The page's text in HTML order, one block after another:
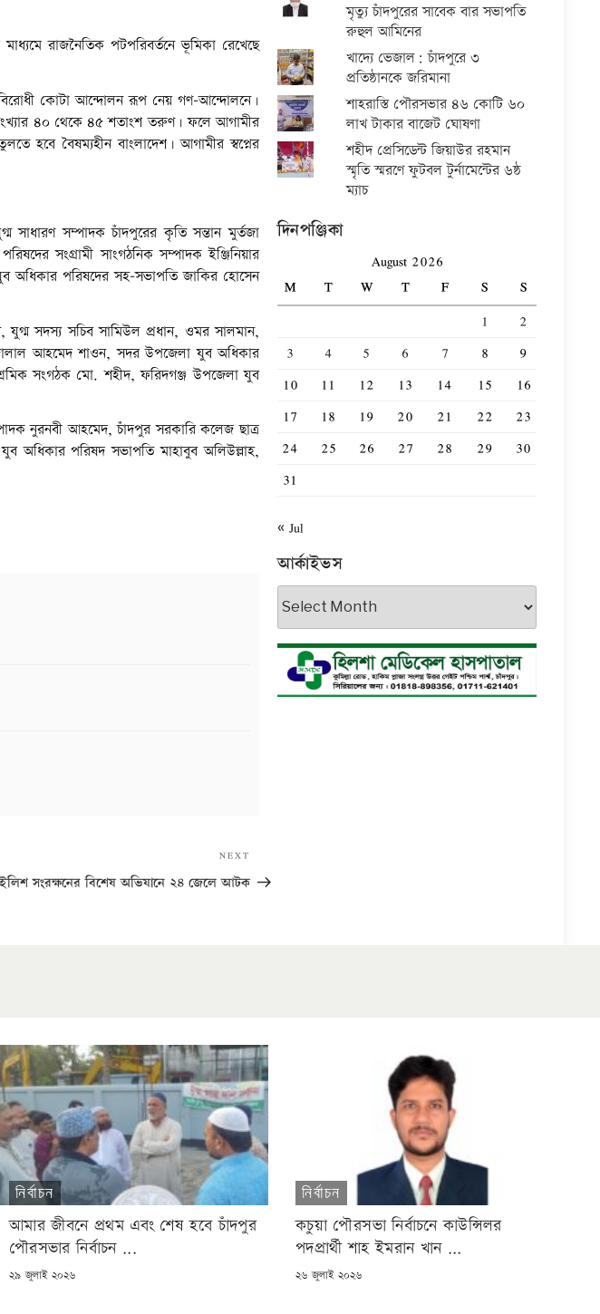
রাজনৈতিক পটপরিবর্তনে ভূমিকা রেখেছে
কোটা আন্দোলন রূপ নেয় গণ-আন্দোলনে।
৪০ থেকে ৪৫ শতাংশ তরুণ। ফলে আগামীর
হবে বৈষম্যহীন বাংলাদেশ। আগামীর স্বপ্নের
সাধারণ সম্পাদক চাঁদপুরের কৃতি সন্তান মুর্তজা
সংগ্রামী সাংগঠনিক সম্পাদক ইঞ্জিনিয়ার
অধিকার পরিষদের সহ-সভাপতি জাকির হোসেন
সদস্য সচিব সামিউল প্রধান, ওমর সালমান,
আহমেদ শাওন, সদর উপজেলা যুব অধিকার
সংগঠক মো. শহীদ, ফরিদগঞ্জ উপজেলা যুব
নুরনবী আহমেদ, চাঁদপুর সরকারি কলেজ ছাত্র
অধিকার পরিষদ সভাপতি মাহাবুব অলিউল্লাহ,
Post
NEXT
ইলিশ সংরক্ষনের বিশেষ অভিযানে ২৪ জেলে আটক
মৃত্যু চাঁদপুরের সাবেক বার সভাপতি
রুহুল আমিনের
খাদ্যে ভেজাল: চাঁদপুরে ৩
প্রতিষ্ঠানকে জরিমানা
শাহরাস্তি পৌরসভার ৪৬ কোটি ৬০
লাখ টাকার বাজেট ঘোষণা
শহীদ প্রেসিডেন্ট জিয়াউর রহমান
স্মৃতি স্মরণে ফুটবল টুর্নামেন্টের ৬ষ্ঠ
ম্যাচ
দিনপঞ্জিকা
August 2026
M
T W T F S
S
1
2
3
4 5 6 7 8
9
10
11 12 13 14 15
16
17
18 19 20 21 22
23
24
25 26 27 28 29
30
31
« Jul
আর্কাইভস
আর্কাইভস
নির্বাচন
আমার জীবনে প্রথম এবং শেষ হবে চাঁদপুর
পৌরসভার নির্বাচন ...
POSTED
২৯ জুলাই ২০২৬
নির্বাচন
কচুয়া পৌরসভা নির্বাচনে কাউন্সিলর
পদপ্রার্থী শাহ ইমরান খান ...
POSTED
২৬ জুলাই ২০২৬